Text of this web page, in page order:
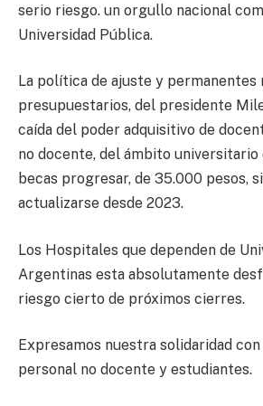
serio riesgo. un orgullo nacional
Universidad Pública.
La política de ajuste y
presupuestarios, del presidente
caída del poder adquisitivo de
no docente, del ámbito universitario
becas progresar, de 35.000 pesos,
actualizarse desde 2023.
Los Hospitales que dependen de
Argentinas esta absolutamente
riesgo cierto de próximos cierres.
Expresamos nuestra solidaridad
personal no docente y estudiantes.